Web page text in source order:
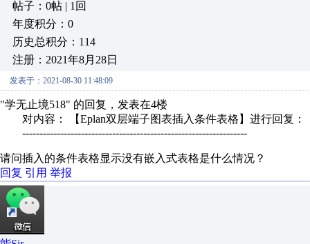
帖子：0帖 | 1回
年度积分：0
历史总积分：114
注册：2021年8月28日
发表于：2021-08-30 11:48:09
"学无止境518" 的回复，发表在4楼
对内容： 【Eplan双层端子图表插入条件表格】进行回复：
-----------------------------------------------------------------
请问插入的条件表格显示没有嵌入式表格是什么情况？
回复 引用 举报